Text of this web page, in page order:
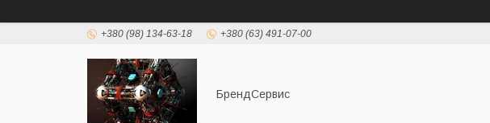
+380 (98) 134-63-18 +380 (63) 491-07-00
БрендСервис